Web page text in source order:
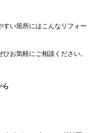
すい箇所にはこんなリフォー
お気軽にご相談ください。
ら